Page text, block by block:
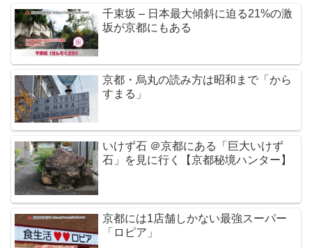
千束坂 – 日本最大傾斜に迫る21%の激
坂が京都にもある
京都・烏丸の読み方は昭和まで「から
すまる」
いけず石 ＠京都にある「巨大いけず
石」を見に行く【京都秘境ハンター】
京都には1店舗しかない最強スーパー
「ロピア」